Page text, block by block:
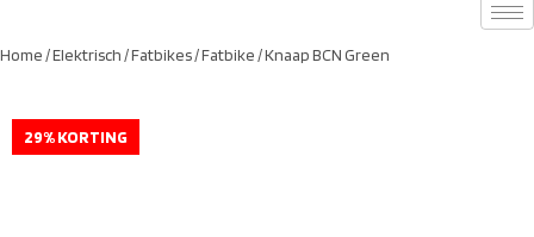
Home /Elektrisch /Fatbikes/Fatbike / Knaap BCN Green
29% KORTING